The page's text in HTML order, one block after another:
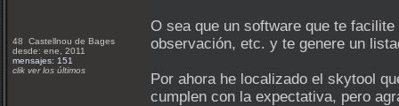
48 Castellnou de Bages
desde: ene, 2011
mensajes: 151
clik ver los últimos
O sea que un software que te
observación, etc. y te genere un
Por ahora he localizado el skytool
cumplen con la expectativa, pero